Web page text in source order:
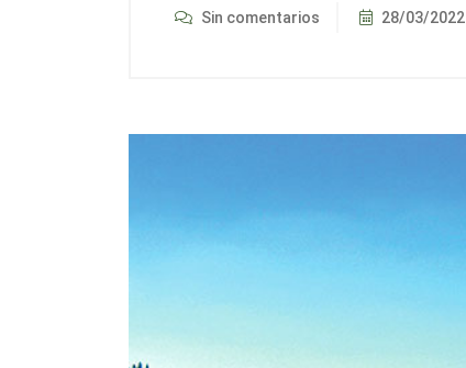
Sin comentarios 28/03/2022